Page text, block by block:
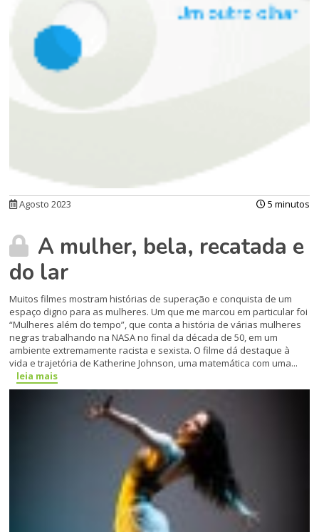
Agosto 2023 5 minutos
A mulher, bela, recatada e
do lar
Muitos filmes mostram histórias de superação e conquista de um
espaço digno para as mulheres. Um que me marcou em particular foi
“Mulheres além do tempo”, que conta a história de várias mulheres
negras trabalhando na NASA no final da década de 50, em um
ambiente extremamente racista e sexista. O filme dá destaque à
vida e trajetória de Katherine Johnson, uma matemática com uma...
leia mais